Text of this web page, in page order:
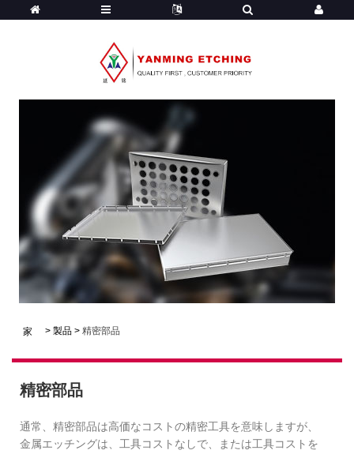
家 > 製品 > 精密部品
精密部品
通常、精密部品は高価なコストの精密工具を意味しますが、
金属エッチングは、工具コストなしで、または工具コストを